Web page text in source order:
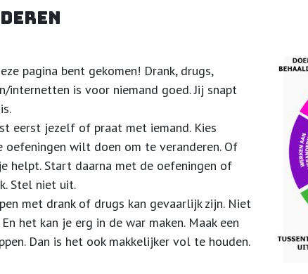
pagina bent gekomen! Drank, drugs,
internetten is voor niemand goed. Jij snapt
eerst jezelf of praat met iemand. Kies
wilt doen om te veranderen. Of
helpt. Start daarna met de oefeningen of
Stel niet uit.
met drank of drugs kan gevaarlijk zijn. Niet
het kan je erg in de war maken. Maak een
Dan is het ook makkelijker vol te houden.